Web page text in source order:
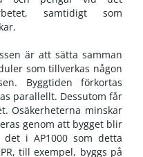
samtidigt som
är att sätta samman
som tillverkas någon
Byggtiden förkortas
parallellt. Dessutom får
Osäkerheterna minskar
genom att bygget blir
i AP1000 som detta
till exempel, byggs på